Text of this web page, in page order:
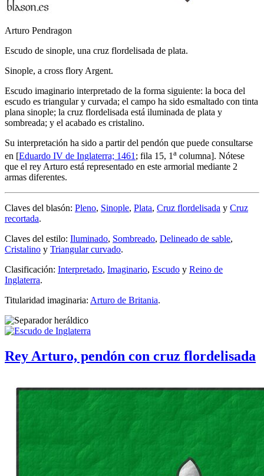
Arturo Pendragon
Escudo de sinople, una cruz flordelisada de plata.
Sinople, a cross flory Argent.
Escudo imaginario interpretado de la forma siguiente: la boca del
escudo es triangular y curvada; el campo ha sido esmaltado con tinta
plana sinople; la cruz flordelisada está iluminada de plata y
sombreada; y el acabado es cristalino.
Su interpretación ha sido a partir del pendón que puede consultarse
en [Eduardo IV de Inglaterra; 1461 ; fila 15, 1 a columna]. Nótese
que el rey Arturo está representado en este armorial mediante 2
armas diferentes.
Claves del blasón: Pleno, Sinople, Plata, Cruz flordelisada y Cruz
recortada.
Claves del estilo: Iluminado, Sombreado, Delineado de sable,
Cristalino y Triangular curvado.
Clasificación: Interpretado, Imaginario, Escudo y Reino de
Inglaterra.
Titularidad imaginaria: Arturo de Britania.
Rey Arturo, pendón con cruz flordelisada